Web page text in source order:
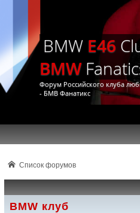
BMW E46
BMW
Форум Российского клуба
- БМВ Фанатикс
Список форумов
BMW клуб